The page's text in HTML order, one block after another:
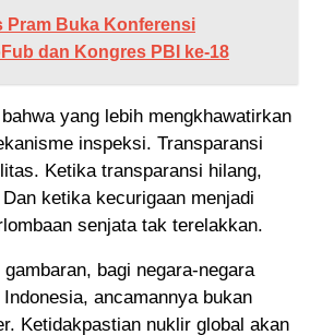
Pram Buka Konferensi
dan Kongres PBI ke-18
yang lebih mengkhawatirkan
inspeksi. Transparansi
Ketika transparansi hilang,
ketika kecurigaan menjadi
senjata tak terelakkan.
bagi negara-negara
ancamannya bukan
Ketidakpastian nuklir global akan